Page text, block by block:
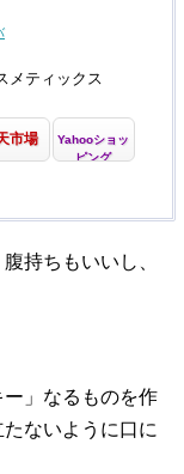
メティックス
市場
Yahooショッ
ピング
持ちもいいし、
」なるものを作
ないように口に